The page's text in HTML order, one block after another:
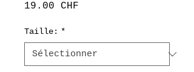
19.00 CHF
Taille: *